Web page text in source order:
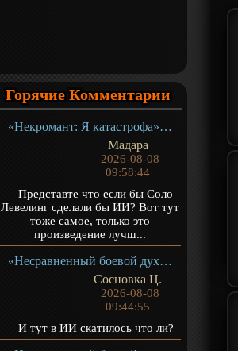
Горячие Комментарии
«Некромант: Я катастрофа» ТВ-1
Мадара
2026-08-08
09:58:44
Представте что если бы Соло
Левелинг сделали бы ИИ? Вот тут
тоже самое, только это
произведение лучш...
«Несравненный боевой дух 2» ТВ-2
Сосновка Ц.
2026-08-08
09:44:55
И тут в ИИ скатилось что ли?